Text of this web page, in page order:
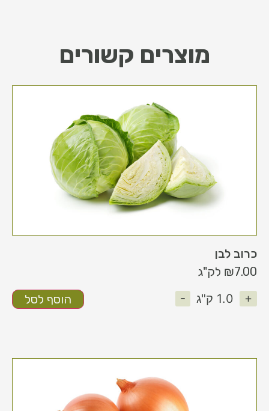
מוצרים קשורים
כרוב לבן
₪7.00
לק"ג
-
1.0 ק"ג + הוסף לסל